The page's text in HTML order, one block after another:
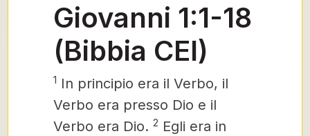
Giovanni 1:1-18
(Bibbia CEI)
1 In principio era il Verbo, il
Verbo era presso Dio e il
Verbo era Dio. 2 Egli era in